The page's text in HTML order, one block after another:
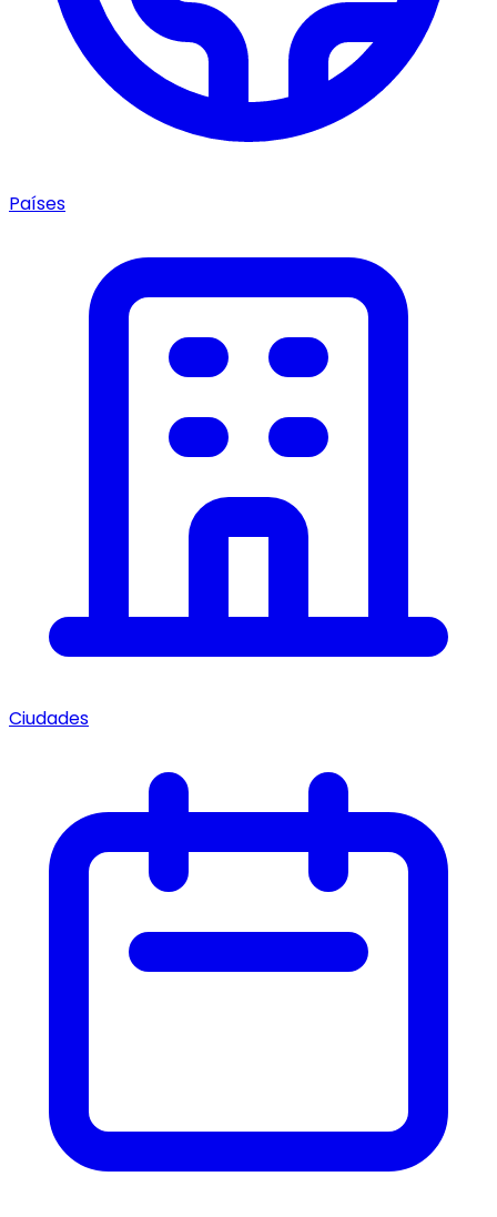
Países
Ciudades